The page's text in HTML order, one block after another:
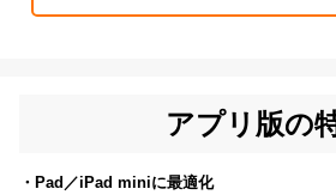
アプリ版の
・Pad／iPad miniに最適化